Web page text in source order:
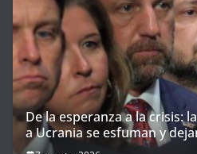
De la esperanza a la crisis:
a Ucrania se esfuman y